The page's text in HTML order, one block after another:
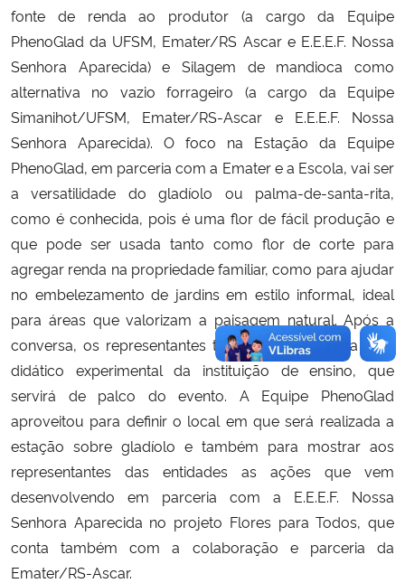
fonte de renda ao produtor (a cargo da Equipe
PhenoGlad da UFSM, Emater/RS Ascar e E.E.E.F. Nossa
Senhora Aparecida) e Silagem de mandioca como
alternativa no vazio forrageiro (a cargo da Equipe
Simanihot/UFSM, Emater/RS-Ascar e E.E.E.F. Nossa
Senhora Aparecida). O foco na Estação da Equipe
PhenoGlad, em parceria com a Emater e a Escola, vai ser
a versatilidade do gladíolo ou palma-de-santa-rita,
como é conhecida, pois é uma flor de fácil produção e
que pode ser usada tanto como flor de corte para
agregar renda na propriedade familiar, como para ajudar
no embelezamento de jardins em estilo informal, ideal
para áreas que valorizam a paisagem natural. Após a
conversa, os representantes também foram até a área
didático experimental da instituição de ensino, que
servirá de palco do evento. A Equipe PhenoGlad
aproveitou para definir o local em que será realizada a
estação sobre gladíolo e também para mostrar aos
representantes das entidades as ações que vem
desenvolvendo em parceria com a E.E.E.F. Nossa
Senhora Aparecida no projeto Flores para Todos, que
conta também com a colaboração e parceria da
Emater/RS-Ascar.